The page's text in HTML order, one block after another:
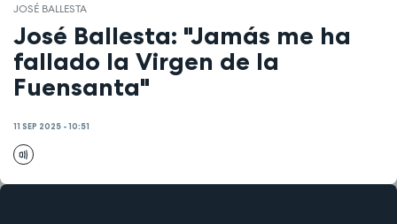
JOSÉ BALLESTA
José Ballesta: "Jamás me ha
fallado la Virgen de la
Fuensanta"
11 SEP 2025 - 10:51